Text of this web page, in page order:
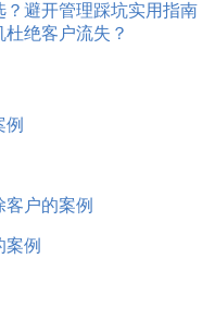
避开管理踩坑实用指南
绝客户流失？